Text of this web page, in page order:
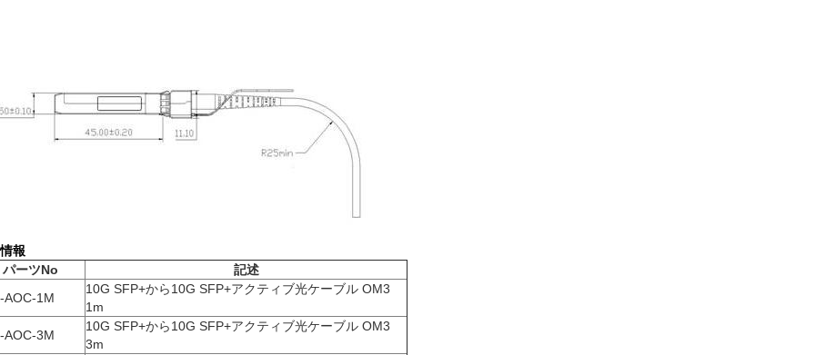
報
パーツNo
記述
AOC-1M
10G SFP+から10G SFP+アクティブ光ケーブル OM3
1m
AOC-3M
10G SFP+から10G SFP+アクティブ光ケーブル OM3
3m